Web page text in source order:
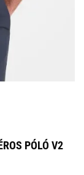
PÓLÓ V2